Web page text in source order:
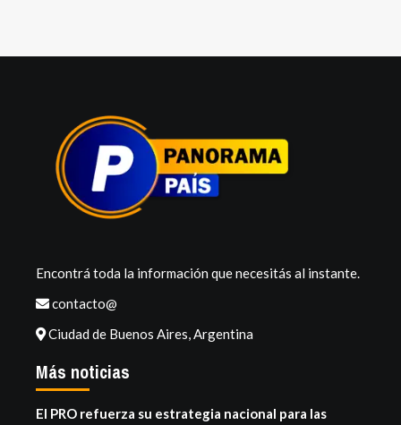
Encontrá toda la información que necesitás al instante.
contacto@
Ciudad de Buenos Aires, Argentina
Más noticias
El PRO refuerza su estrategia nacional para las